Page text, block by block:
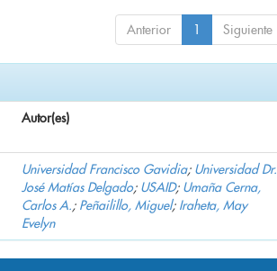
Anterior 1 Siguiente
Autor(es)
Universidad Francisco Gavidia; Universidad Dr.
José Matías Delgado; USAID; Umaña Cerna,
Carlos A.; Peñailillo, Miguel; Iraheta, May
Evelyn